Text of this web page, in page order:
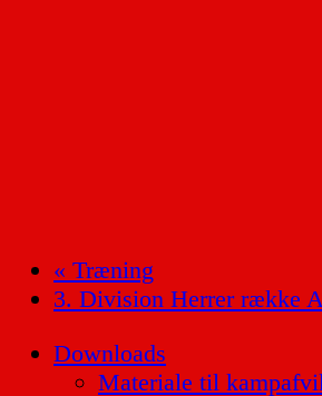
« Træning
3. Division Herrer række
Downloads
Materiale til